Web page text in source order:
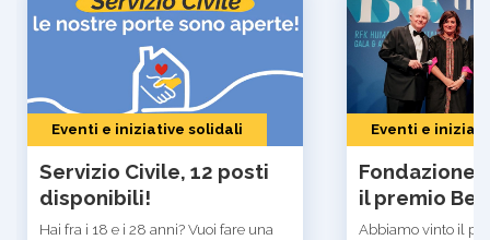
Eventi e iniziative solidali
Servizio Civile, 12 posti
disponibili!
Hai fra i 18 e i 28 anni? Vuoi fare una
Eventi e
Fondazione
il premio Be
Abbiamo vinto il